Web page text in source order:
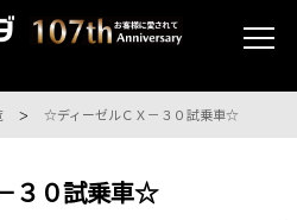
☆ディーゼルＣＸ－３０試乗車☆
３０試乗車☆